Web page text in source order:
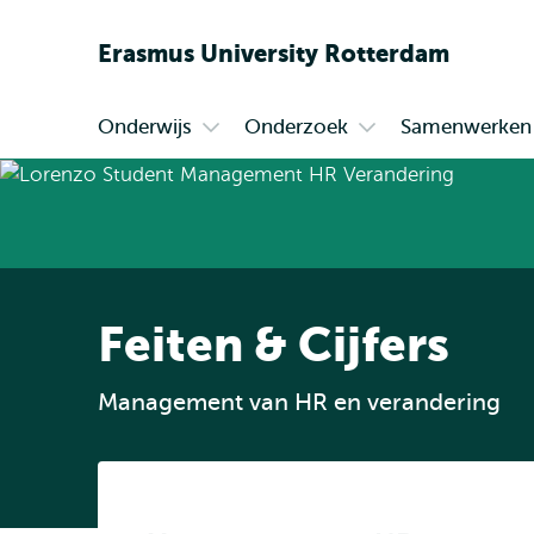
Erasmus University Rotterdam
Primair
Onderwijs
submenu
Onderzoek
submenu
Samenwerken
Feiten & Cijfers
Management van HR en verandering